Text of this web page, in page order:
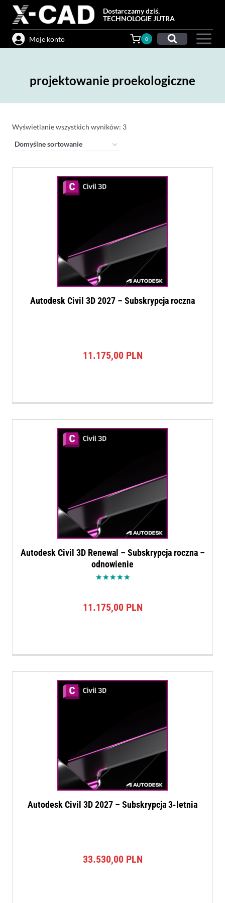
Przejdź
treści
Dostarczamy dziś,
TECHNOLOGIE JUTRA
Moje konto 0
projektowanie proekologiczne
Wyświetlanie wszystkich wyników: 3
Autodesk Civil 3D 2027 – Subskrypcja roczna
11.175,00 PLN
Autodesk Civil 3D Renewal – Subskrypcja roczna –
odnowienie
11.175,00 PLN
Autodesk Civil 3D 2027 – Subskrypcja 3-letnia
33.530,00 PLN